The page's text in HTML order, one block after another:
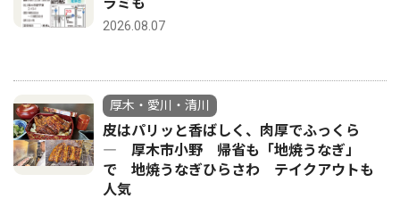
2026.08.07
厚木・愛川・清川
皮はパリッと香ばしく、肉厚でふっくら
― 厚木市小野 帰省も「地焼うなぎ」
で 地焼うなぎひらさわ テイクアウトも
人気